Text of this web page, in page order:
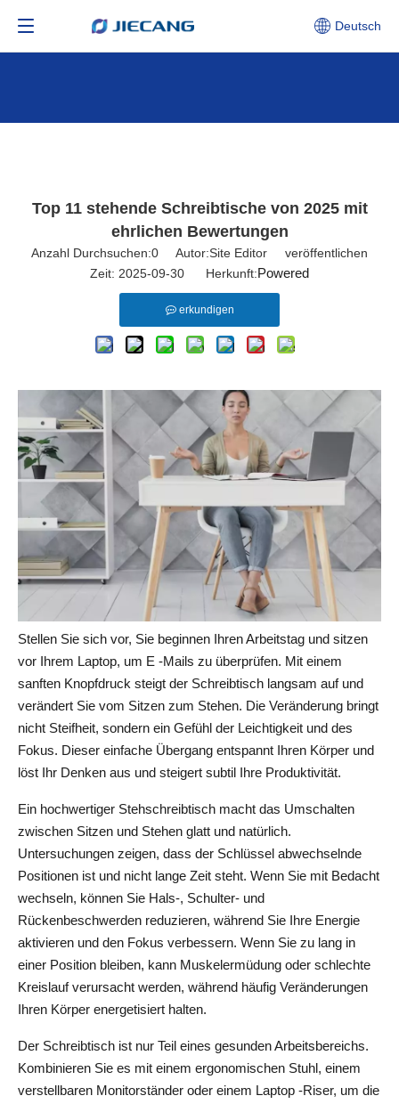
Deutsch
Top 11 stehende Schreibtische von 2025 mit
ehrlichen Bewertungen
Anzahl Durchsuchen:0 Autor:Site Editor veröffentlichen
Zeit: 2025-09-30 Herkunft:Powered
erkundigen
Stellen Sie sich vor, Sie beginnen Ihren Arbeitstag und sitzen
vor Ihrem Laptop, um E -Mails zu überprüfen. Mit einem
sanften Knopfdruck steigt der Schreibtisch langsam auf und
verändert Sie vom Sitzen zum Stehen. Die Veränderung bringt
nicht Steifheit, sondern ein Gefühl der Leichtigkeit und des
Fokus. Dieser einfache Übergang entspannt Ihren Körper und
löst Ihr Denken aus und steigert subtil Ihre Produktivität.
Ein hochwertiger Stehschreibtisch macht das Umschalten
zwischen Sitzen und Stehen glatt und natürlich.
Untersuchungen zeigen, dass der Schlüssel abwechselnde
Positionen ist und nicht lange Zeit steht. Wenn Sie mit Bedacht
wechseln, können Sie Hals-, Schulter- und
Rückenbeschwerden reduzieren, während Sie Ihre Energie
aktivieren und den Fokus verbessern. Wenn Sie zu lang in
einer Position bleiben, kann Muskelermüdung oder schlechte
Kreislauf verursacht werden, während häufig Veränderungen
Ihren Körper energetisiert halten.
Der Schreibtisch ist nur Teil eines gesunden Arbeitsbereichs.
Kombinieren Sie es mit einem ergonomischen Stuhl, einem
verstellbaren Monitorständer oder einem Laptop -Riser, um die